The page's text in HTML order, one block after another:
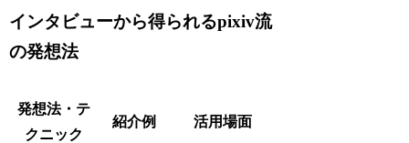
インタビューから得られるpixiv流
の発想法
発想法・テ
クニック
紹介例 活用場面